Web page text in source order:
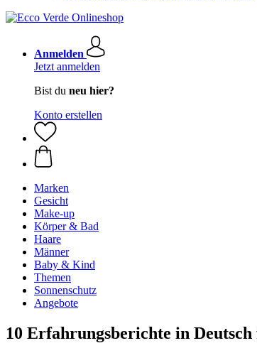
Anmelden
Jetzt anmelden
Bist du neu hier?
Konto erstellen
Marken
Gesicht
Make-up
Körper & Bad
Haare
Männer
Baby & Kind
Themen
Sonnenschutz
Angebote
10 Erfahrungsberichte in